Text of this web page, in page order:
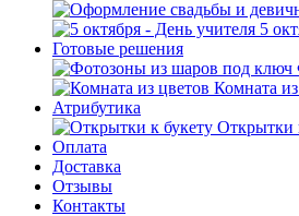
5
Готовые решения
Комната
Атрибутика
Открытки
Оплата
Доставка
Отзывы
Контакты